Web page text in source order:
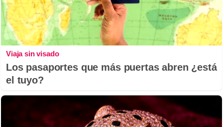
Viaja sin visado
Los pasaportes que más puertas abren ¿está
el tuyo?